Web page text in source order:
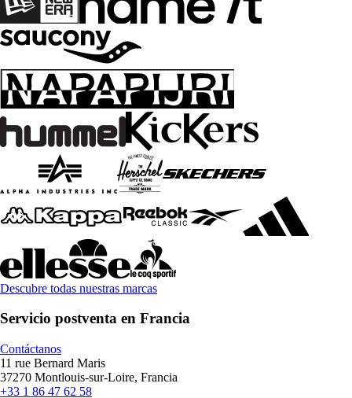
Descubre todas nuestras marcas
Servicio postventa en Francia
Contáctanos
11 rue Bernard Maris
37270 Montlouis-sur-Loire, Francia
+33 1 86 47 62 58